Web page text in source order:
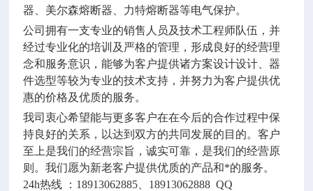
器、美尔森熔断器、力特熔断器等电气保护。
公司拥有一支专业的销售人员及技术工程师队伍，并
经过专业化的培训及严格的管理，形成良好的经营理
念和服务意识，能够为客户提供诸方案设计设计、器
件选型等较为专业的技术支持，并努力为客户提供优
惠的价格及优质的服务。
我司衷心希望能与更多客户在在今后的合作过程中保
持良好的关系，以达到双方的共同发展的目的。客户
至上是我们的经营宗旨，诚实可靠，是我们的经营原
则。我们愿为新老客户提供优质的产品和*的服务。
24h热线 ： 18913062885
18913062888 QQ